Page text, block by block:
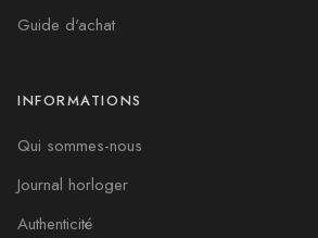
Guide d'achat
INFORMATIONS
Qui sommes-nous
Journal horloger
Authenticité